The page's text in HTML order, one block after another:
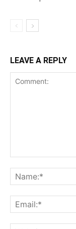
LEAVE A REPLY